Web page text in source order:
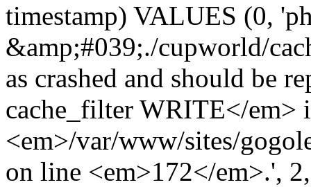
timestamp) VALUES (0,
&amp;#039;./cupworld/
as crashed and should be
cache_filter WRITE</em>
<em>/var/www/sites/
on line <em>172</em>.',